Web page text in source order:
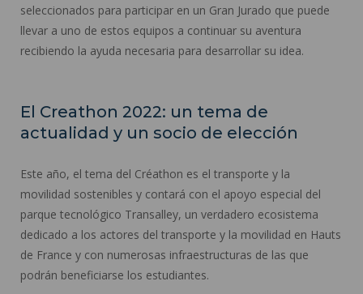
seleccionados para participar en un Gran Jurado que puede
llevar a uno de estos equipos a continuar su aventura
recibiendo la ayuda necesaria para desarrollar su idea.
El Creathon 2022: un tema de
actualidad y un socio de elección
Este año, el tema del Créathon es el transporte y la
movilidad sostenibles y contará con el apoyo especial del
parque tecnológico Transalley, un verdadero ecosistema
dedicado a los actores del transporte y la movilidad en Hauts
de France y con numerosas infraestructuras de las que
podrán beneficiarse los estudiantes.